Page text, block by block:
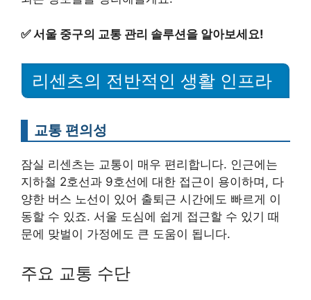
✅서울 중구의 교통 관리 솔루션을 알아보세요!
리센츠의 전반적인 생활 인프라
교통 편의성
잠실 리센츠는 교통이 매우 편리합니다. 인근에는
지하철 2호선과 9호선에 대한 접근이 용이하며, 다
양한 버스 노선이 있어 출퇴근 시간에도 빠르게 이
동할 수 있죠. 서울 도심에 쉽게 접근할 수 있기 때
문에 맞벌이 가정에도 큰 도움이 됩니다.
주요 교통 수단